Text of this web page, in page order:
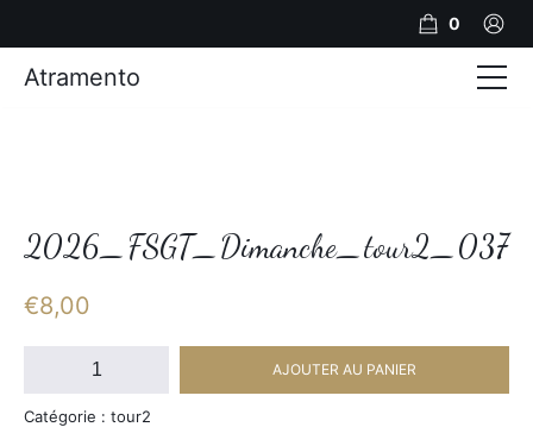
2026_FSGT_Dimanche_tour2_037
€8,00
quantité
2026_FSGT_Dimanche_tour2_037
AJOUTER AU PANIER
Catégorie : tour2
0
Atramento
Photos